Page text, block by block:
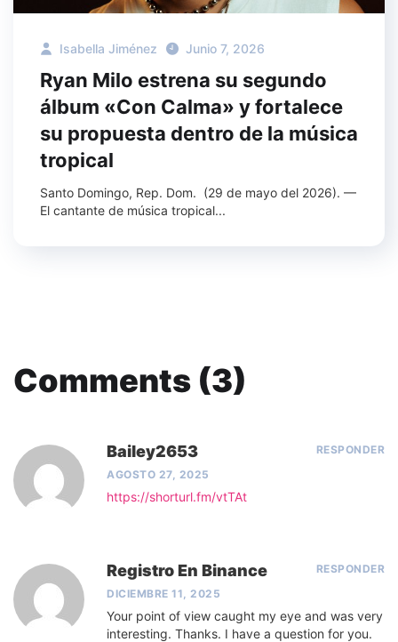
Isabella Jiménez Junio 7, 2026
Ryan Milo estrena su segundo
álbum «Con Calma» y fortalece
su propuesta dentro de la música
tropical
Santo Domingo, Rep. Dom. (29 de mayo del 2026). —
El cantante de música tropical...
Comments (3)
Bailey2653
AGOSTO 27, 2025
RESPONDER
https://shorturl.fm/vtTAt
Registro En Binance
DICIEMBRE 11, 2025
RESPONDER
Your point of view caught my eye and was very
interesting. Thanks. I have a question for you.